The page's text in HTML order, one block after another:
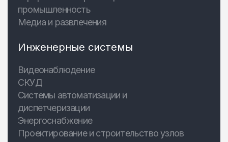
промышленность
Медиа и развлечения
Инженерные системы
Видеонаблюдение
СКУД
Системы автоматизации и
диспетчеризации
Энергоснабжение
Проектирование и строительство узлов